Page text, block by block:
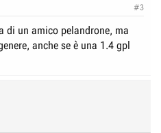
#3
di un amico pelandrone, ma
anche se è una 1.4 gpl